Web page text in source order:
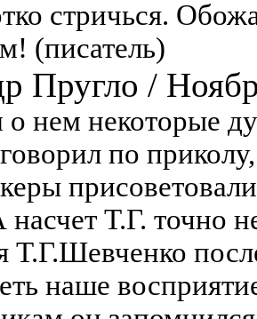
стричься.
(писатель)
Пругло /
о нем некоторые
по
насчет Т.Г. точно
Т.Г.Шевченко
наше